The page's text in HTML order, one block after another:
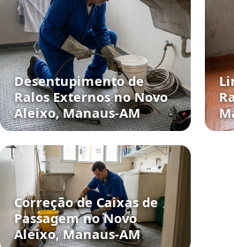
Desentupimento de
Ralos Externos no Novo
Aleixo, Manaus‑AM
Correção de Caixas de
Passagem no Novo
Aleixo, Manaus‑AM